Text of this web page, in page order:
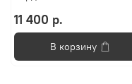
11 400 р.
В корзину